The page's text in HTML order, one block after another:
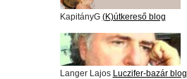
KapitányG (K)útkereső blog
Langer Lajos Luczifer-bazár blog